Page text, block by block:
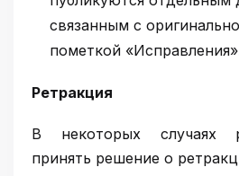
связанным с
пометкой
Ретракция
В некоторых случаях
принять решение о